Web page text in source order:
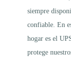
siempre
confiable. En
hogar es el
protege